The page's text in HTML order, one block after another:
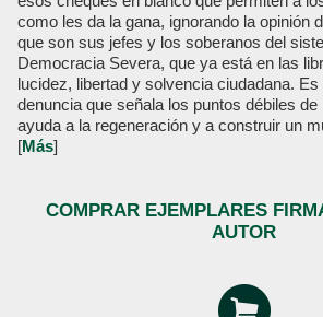
como les da la gana, ignorando la opinión
que son sus jefes y los soberanos del
Democracia Severa, que ya está en las
lucidez, libertad y solvencia ciudadana.
denuncia que señala los puntos débiles
ayuda a la regeneración y a construir un
[Más]
COMPRAR EJEMPLARES
AUTOR